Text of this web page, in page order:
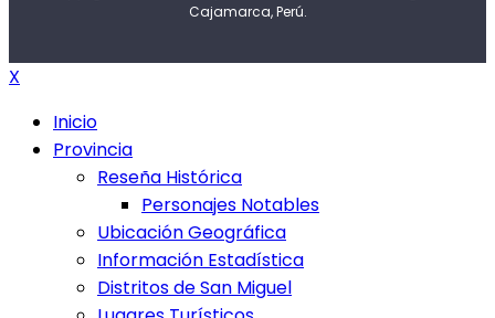
Cajamarca, Perú.
X
Inicio
Provincia
Reseña Histórica
Personajes Notables
Ubicación Geográfica
Información Estadística
Distritos de San Miguel